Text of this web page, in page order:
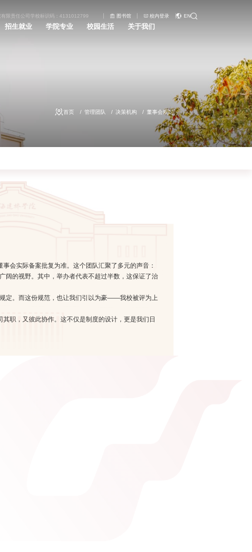
限责任公司学校标识码：4131012799 图书馆 校内登录 EN
招生就业 学院专业 校园生活 关于我们
首页 管理团队 决策机构 董事会规定
会实际备案批复为准。这个团队汇聚了多元的声音：
阔的视野。其中，举办者代表不超过半数，这保证了治
定。而这份规范，也让我们引以为豪——我校被评为上
职，又彼此协作。这不仅是制度的设计，更是我们日